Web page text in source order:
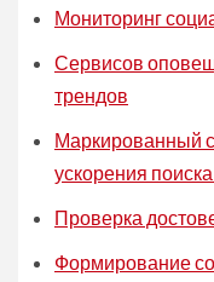
Мониторинг
Сервисов
трендов
Маркированный
ускорения
Проверка
Формирование